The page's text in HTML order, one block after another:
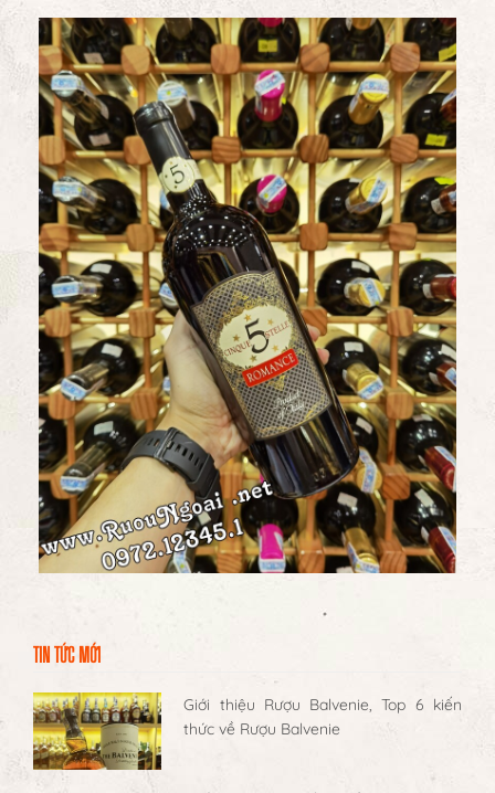
TIN TỨC MỚI
Giới thiệu Rượu Balvenie, Top 6 kiến
thức về Rượu Balvenie